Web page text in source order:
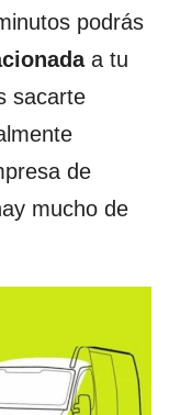
podrás
a tu
sacarte
de
mucho de